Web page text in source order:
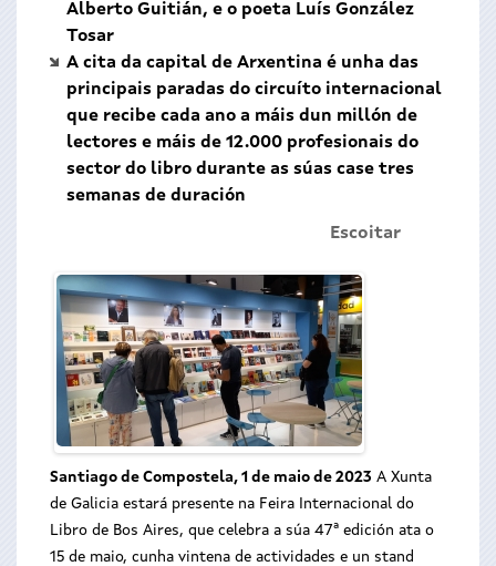
Alberto Guitián, e o poeta Luís González
Tosar
A cita da capital de Arxentina é unha das
principais paradas do circuíto internacional
que recibe cada ano a máis dun millón de
lectores e máis de 12.000 profesionais do
sector do libro durante as súas case tres
semanas de duración
Escoitar
Santiago de Compostela, 1 de maio de 2023 A Xunta
de Galicia estará presente na Feira Internacional do
Libro de Bos Aires, que celebra a súa 47ª edición ata o
15 de maio, cunha vintena de actividades e un stand